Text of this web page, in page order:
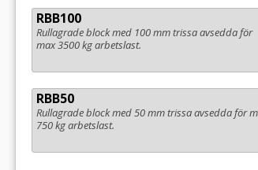
RBB100
Rullagrade block med 100 mm trissa avsedda för
max 3500 kg arbetslast.
RBB50
Rullagrade block med 50 mm trissa avsedda för
750 kg arbetslast.